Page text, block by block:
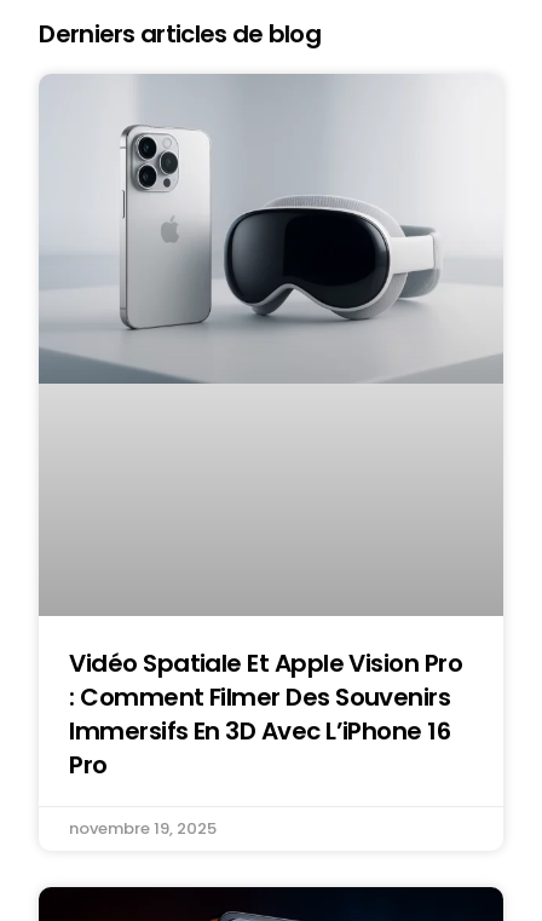
Derniers articles de blog
Vidéo Spatiale Et Apple Vision Pro
: Comment Filmer Des Souvenirs
Immersifs En 3D Avec L’iPhone 16
Pro
novembre 19, 2025